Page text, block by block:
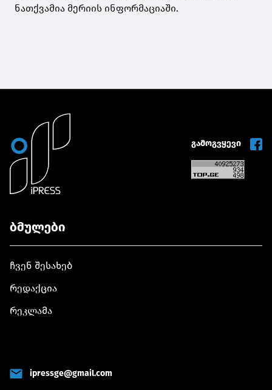
ნათქვამია მერიის ინფორმაციაში.
გამოგვყევი
ბმულები
ჩვენ შესახებ
რედაქცია
რეკლამა
ipressge@gmail.com